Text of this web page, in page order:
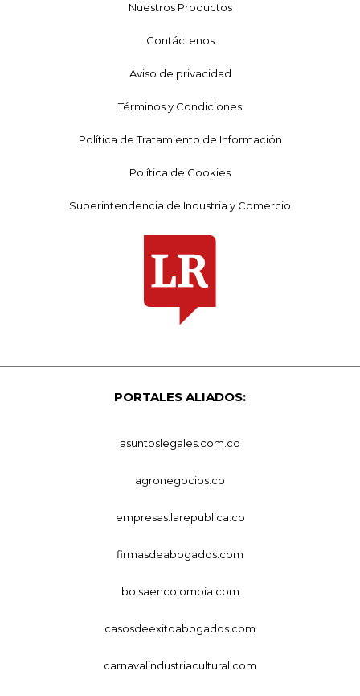
Nuestros Productos
Contáctenos
Aviso de privacidad
Términos y Condiciones
Política de Tratamiento de Información
Política de Cookies
Superintendencia de Industria y Comercio
PORTALES ALIADOS:
asuntoslegales.com.co
agronegocios.co
empresas.larepublica.co
firmasdeabogados.com
bolsaencolombia.com
casosdeexitoabogados.com
carnavalindustriacultural.com